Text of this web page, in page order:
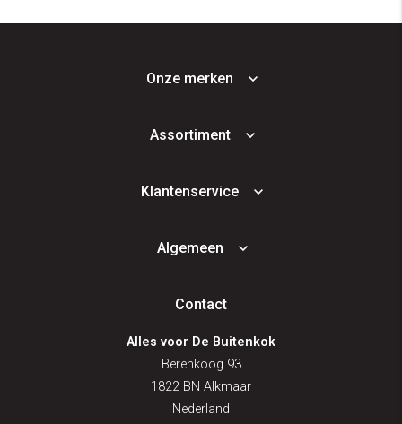
Onze merken
Assortiment
Klantenservice
Algemeen
Contact
Alles voor De Buitenkok
Berenkoog 93
1822 BN Alkmaar
Nederland